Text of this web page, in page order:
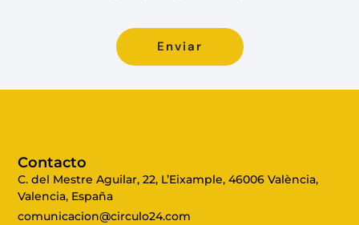
Enviar
Contacto
C. del Mestre Aguilar, 22, L’Eixample, 46006 València,
Valencia, España
comunicacion@circulo24.com